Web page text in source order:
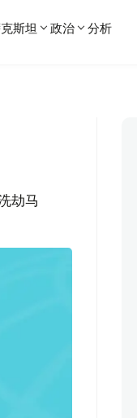
斯坦 政治 分析
劫马